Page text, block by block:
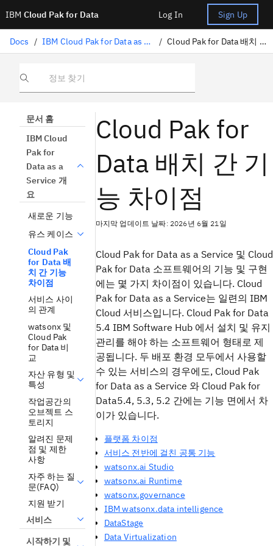
IBM Cloud Pak for Data Log In Sign Up
Docs / IBM Cloud Pak for Data as a Service 개요 / Cloud Pak for Data 배치 간 기능 차이점
정보 찾기
문서 홈
IBM Cloud
Pak for
Data as a
Service 개
요
새로운 기능
유스 케이스
Cloud Pak
for Data 배
치 간 기능
차이점
서비스 사이
의 관계
watsonx 및
Cloud Pak
for Data 비
교
자산 유형 및
특성
작업공간의
오브젝트 스
토리지
알려진 문제
점 및 제한
사항
자주 하는 질
문(FAQ)
지원 받기
서비스
시작하기 및
Cloud Pak for
Data 배치 간 기
능 차이점
마지막 업데이트 날짜: 2026년 6월 21일
Cloud Pak for Data as a Service 및 Cloud
Pak for Data 소프트웨어의 기능 및 구현
에는 몇 가지 차이점이 있습니다. Cloud
Pak for Data as a Service는 일련의 IBM
Cloud 서비스입니다. Cloud Pak for Data
5.4 IBM Software Hub 에서 설치 및 유지
관리를 해야 하는 소프트웨어 형태로 제
공됩니다. 두 배포 환경 모두에서 사용할
수 있는 서비스의 경우에도, Cloud Pak
for Data as a Service 와 Cloud Pak for
Data5.4, 5.3, 5.2 간에는 기능 면에서 차
이가 있습니다.
플랫폼 차이점
서비스 전반에 걸친 공통 기능
watsonx.ai Studio
watsonx.ai Runtime
watsonx.governance
IBM watsonx.data intelligence
DataStage
Data Virtualization